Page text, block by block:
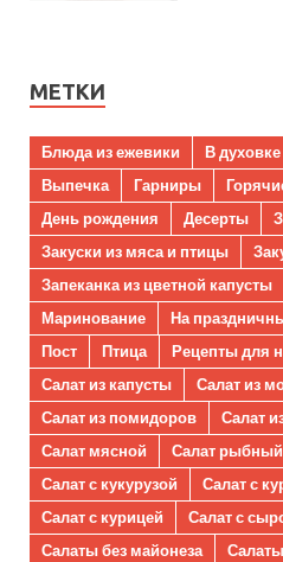
МЕТКИ
Блюда из ежевики В духовке
Выпечка
Гарниры
День рождения
Десерты
Закуски из мяса и птицы
Запеканка из цветной капусты
Маринование
На
Пост
Птица
Рецепты для
Салат из капусты
Салат из
Салат из помидоров
Салат
Салат мясной
Салат рыбный
Салат с кукурузой
Салат с
Салат с курицей
Салат с
Салаты без майонеза